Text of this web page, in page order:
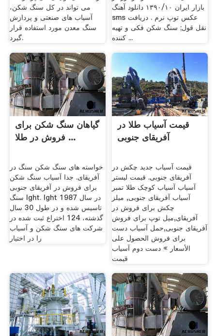
می تواند در کل سنگ شکن،
آسیاب های صنعتی و پردازش
سنگ معدن مورد استفاده قرار
گیرد.
بازار ایران ۱۳۹۰/۱۰ دانلود آهنگ
sms عکس توپ نرم . دریافت
نقل قول; سنگ شکن فکی و تهیه
کننده ...
گیاهان سنگ شکن برای
فروش در طلا ...
خواسته های سنگ شکن سنگ در
آفریقای. جدا آسیاب سنگ شکن
برای فروش در آفریقای جنوبی
سنگ lght. lght در سال 1987
تاسیس شده و در طول 30 سال
گذشته، 124 اختراع ثبت شده در
شركت های سنگ شكن و آسیاب
را در اختیار
قیمت آسیاب طلا در
آفریقای جنوبی
قیمت آسیاب جدید چکش در
آفریقای جنوبی. قیمت لیستر
آسیاب آسیاب کوچک طلا تمبر
آسیاب آفریقای جنوبی, میلز
چکش برای فروش در
آفریقای,میل توپ برای فروش
آفریقای جنوبی,حمل آسیاب دست
برای فروش الحصول على
الأسعار » دست دوم آسیاب
قیمت